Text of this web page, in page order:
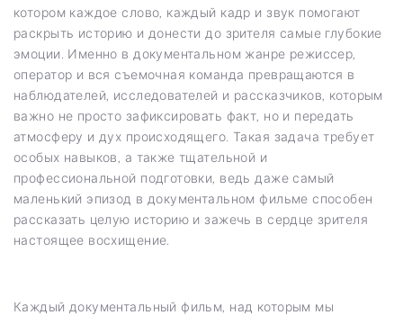
котором каждое слово, каждый кадр и звук помогают
раскрыть историю и донести до зрителя самые глубокие
эмоции. Именно в документальном жанре режиссер,
оператор и вся съемочная команда превращаются в
наблюдателей, исследователей и рассказчиков, которым
важно не просто зафиксировать факт, но и передать
атмосферу и дух происходящего. Такая задача требует
особых навыков, а также тщательной и
профессиональной подготовки, ведь даже самый
маленький эпизод в документальном фильме способен
рассказать целую историю и зажечь в сердце зрителя
настоящее восхищение.
Каждый документальный фильм, над которым мы